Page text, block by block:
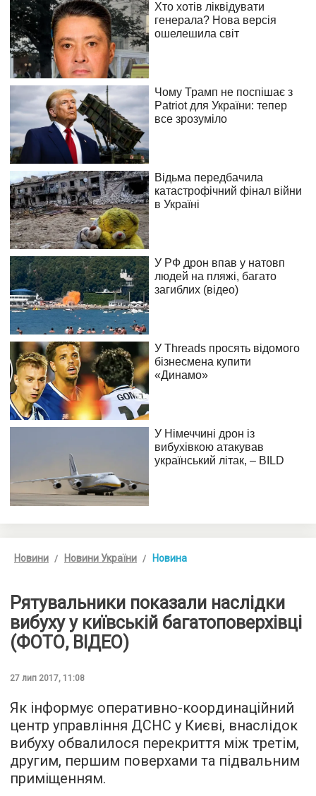
Новини Новини України Новина
Рятувальники показали наслідки
вибуху у київській багатоповерхівці
(ФОТО, ВІДЕО)
27 лип 2017, 11:08
Як інформує оперативно-координаційний
центр управління ДСНС у Києві, внаслідок
вибуху обвалилося перекриття між третім,
другим, першим поверхами та підвальним
приміщенням.